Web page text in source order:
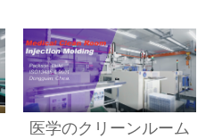
医学のクリーンルーム